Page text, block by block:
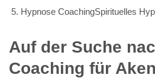
Hypnose CoachingSpirituelles
Auf der Suche
Coaching für